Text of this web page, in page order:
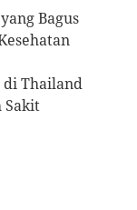
Bagus
di Thailand
Sakit